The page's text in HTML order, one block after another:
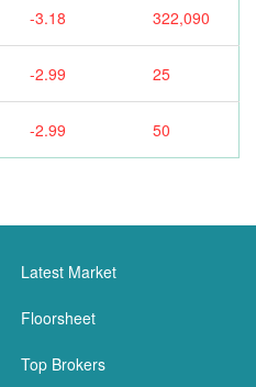
-3.18 322,090
-2.99 25
-2.99 50
Latest Market
Floorsheet
Top Brokers